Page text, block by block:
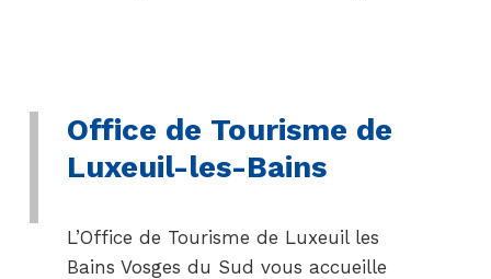
Office de Tourisme de
Luxeuil-les-Bains
L’Office de Tourisme de Luxeuil les
Bains Vosges du Sud vous accueille